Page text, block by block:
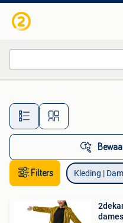
Alle
Filters Kleding |